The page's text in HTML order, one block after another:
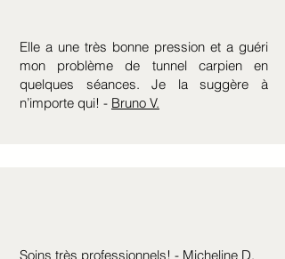
Elle a une très bonne pression et a guéri
mon problème de tunnel carpien en
quelques séances. Je la suggère à
n’importe qui! - Bruno V.
Soins très professionnels! - Micheline D.